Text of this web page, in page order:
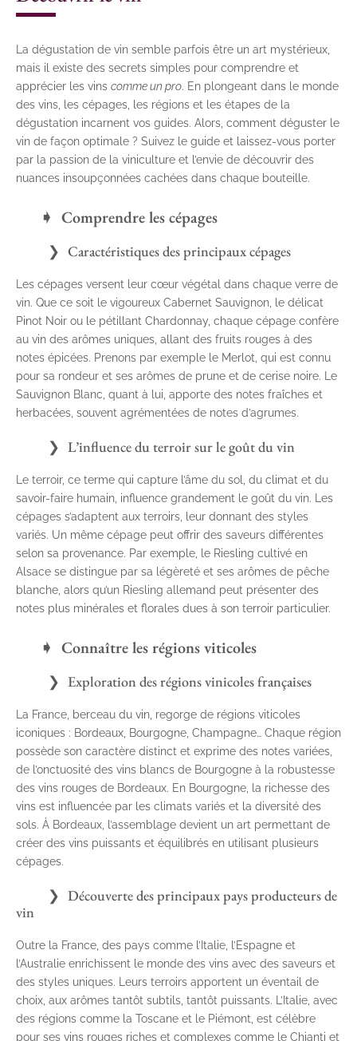
La dégustation de vin semble parfois être un art mystérieux,
mais il existe des secrets simples pour comprendre et
apprécier les vins comme un pro. En plongeant dans le monde
des vins, les cépages, les régions et les étapes de la
dégustation incarnent vos guides. Alors, comment déguster le
vin de façon optimale ? Suivez le guide et laissez-vous porter
par la passion de la viniculture et l’envie de découvrir des
nuances insoupçonnées cachées dans chaque bouteille.
Comprendre les cépages
Caractéristiques des principaux cépages
Les cépages versent leur cœur végétal dans chaque verre de
vin. Que ce soit le vigoureux Cabernet Sauvignon, le délicat
Pinot Noir ou le pétillant Chardonnay, chaque cépage confère
au vin des arômes uniques, allant des fruits rouges à des
notes épicées. Prenons par exemple le Merlot, qui est connu
pour sa rondeur et ses arômes de prune et de cerise noire. Le
Sauvignon Blanc, quant à lui, apporte des notes fraîches et
herbacées, souvent agrémentées de notes d’agrumes.
L’influence du terroir sur le goût du vin
Le terroir, ce terme qui capture l’âme du sol, du climat et du
savoir-faire humain, influence grandement le goût du vin. Les
cépages s’adaptent aux terroirs, leur donnant des styles
variés. Un même cépage peut offrir des saveurs différentes
selon sa provenance. Par exemple, le Riesling cultivé en
Alsace se distingue par sa légèreté et ses arômes de pêche
blanche, alors qu’un Riesling allemand peut présenter des
notes plus minérales et florales dues à son terroir particulier.
Connaître les régions viticoles
Exploration des régions vinicoles françaises
La France, berceau du vin, regorge de régions viticoles
iconiques : Bordeaux, Bourgogne, Champagne… Chaque région
possède son caractère distinct et exprime des notes variées,
de l’onctuosité des vins blancs de Bourgogne à la robustesse
des vins rouges de Bordeaux. En Bourgogne, la richesse des
vins est influencée par les climats variés et la diversité des
sols. À Bordeaux, l’assemblage devient un art permettant de
créer des vins puissants et équilibrés en utilisant plusieurs
cépages.
Découverte des principaux pays producteurs de
vin
Outre la France, des pays comme l’Italie, l’Espagne et
l’Australie enrichissent le monde des vins avec des saveurs et
des styles uniques. Leurs terroirs apportent un éventail de
choix, aux arômes tantôt subtils, tantôt puissants. L’Italie, avec
des régions comme la Toscane et le Piémont, est célèbre
pour ses vins rouges riches et complexes comme le Chianti et